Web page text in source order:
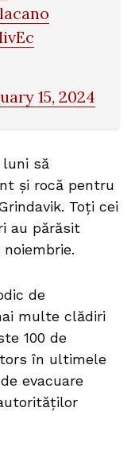
15, 2024
să
şi rocă pentru
Toți cei
au părăsit
de
multe clădiri
100 de
în ultimele
evacuare